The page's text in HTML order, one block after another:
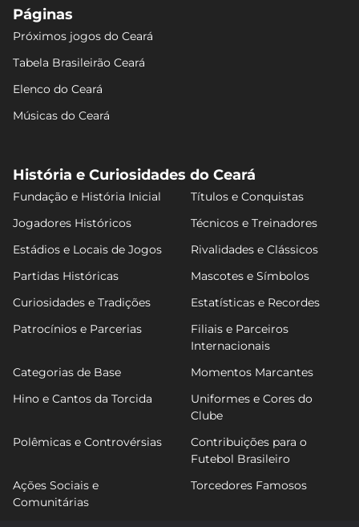
Páginas
Próximos jogos do Ceará
Tabela Brasileirão Ceará
Elenco do Ceará
Músicas do Ceará
História e Curiosidades do Ceará
Fundação e História Inicial
Títulos e Conquistas
Jogadores Históricos
Técnicos e Treinadores
Estádios e Locais de Jogos
Rivalidades e Clássicos
Partidas Históricas
Mascotes e Símbolos
Curiosidades e Tradições
Estatísticas e Recordes
Patrocínios e Parcerias
Filiais e Parceiros
Internacionais
Categorias de Base
Momentos Marcantes
Hino e Cantos da Torcida
Uniformes e Cores do
Clube
Polêmicas e Controvérsias
Contribuições para o
Futebol Brasileiro
Ações Sociais e
Comunitárias
Torcedores Famosos